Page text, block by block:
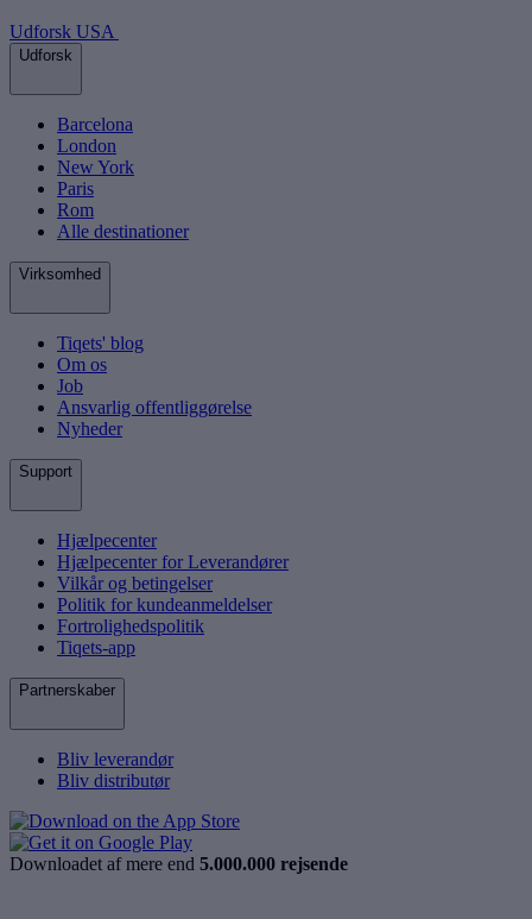
Udforsk USA
Udforsk
Barcelona
London
New York
Paris
Rom
Alle destinationer
Virksomhed
Tiqets' blog
Om os
Job
Ansvarlig offentliggørelse
Nyheder
Support
Hjælpecenter
Hjælpecenter for Leverandører
Vilkår og betingelser
Politik for kundeanmeldelser
Fortrolighedspolitik
Tiqets-app
Partnerskaber
Bliv leverandør
Bliv distributør
Downloadet af mere end 5.000.000 rejsende